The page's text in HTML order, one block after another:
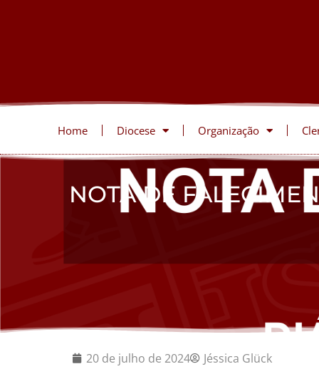
Home Diocese Organização
NOTA DE
20 de julho de 2024
Jéssica Glück